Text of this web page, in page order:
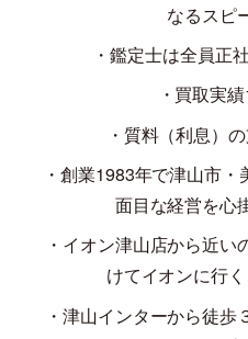
なるスピ
・鑑定士は全員正
・買取実績
・質料（利息）
・創業1983年で津山市・
面目な経営を心
・イオン津山店から近
けてイオンに行く
・津山インターから徒